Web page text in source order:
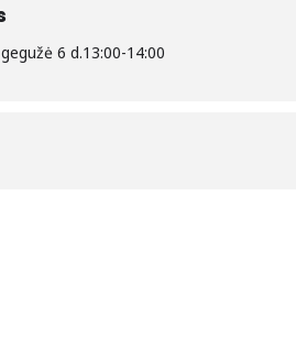
6 d.13:00-14:00